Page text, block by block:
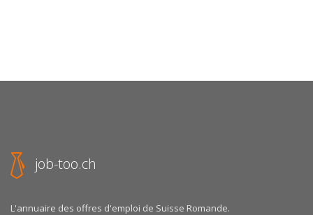
job-too.ch
L'annuaire des offres d'emploi de Suisse Romande.